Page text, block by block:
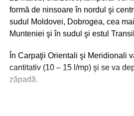
marketingului de destinație.
Seara la Ateneul Român a avut
iubite destinații, câștigătoarele
formă de ninsoare în nordul şi
sudul Moldovei, Dobrogea, cea
Munteniei şi în sudul şi estul
În Carpaţii Orientali şi Meridionali
cantitativ (10 – 15 l/mp) şi se va
zăpadă.